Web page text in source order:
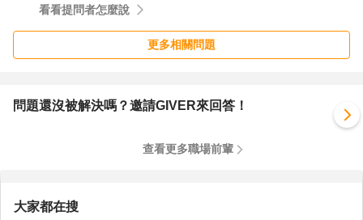
【ＸＸ專案經驗｜關鍵技能Ａ｜關鍵技能Ｂ】
我在_(公司/單位)_擔任__(職務)__時, 我負責__, (任務)目標
最後完成__(具體目標成果), 獲得__(獎勵/訂單/好評/新客
是__, 我著手__(完成什麼事項, 跟誰聯繫, 帶領什麼團隊)__,
看看提問者怎麼說
更多相關問題
問題還沒被解決嗎？邀請GIVER來回答！
查看更多職場前輩
大家都在搜